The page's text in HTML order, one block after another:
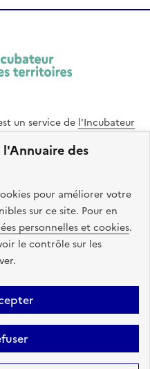
des
pour améliorer votre
sur ce site. Pour en
personnelles et cookies.
le contrôle sur les
un service de l'Incubateur
source de ce site web
design de ce site est conçu
Mentions légales
des cookies FAQ
Kit de
source